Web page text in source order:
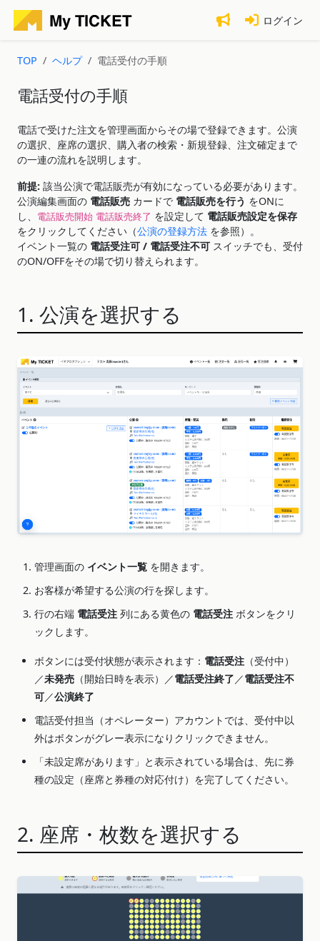
ログイン
TOP ヘルプ 電話受付の手順
電話受付の手順
電話で受けた注文を管理画面からその場で登録できます。公演
の選択、座席の選択、購入者の検索・新規登録、注文確定まで
の一連の流れを説明します。
前提: 該当公演で電話販売が有効になっている必要があります。
公演編集画面の 電話販売 カードで 電話販売を行う をONに
し、
電話販売開始 電話販売終了 を設定して 電話販売設定を保存
をクリックしてください（公演の登録方法 を参照）。
イベント一覧の 電話受注可 / 電話受注不可 スイッチでも、受付
のON/OFFをその場で切り替えられます。
1. 公演を選択する
管理画面の イベント一覧 を開きます。
お客様が希望する公演の行を探します。
行の右端 電話受注 列にある黄色の 電話受注 ボタンをクリ
ックします。
ボタンには受付状態が表示されます： 電話受注 （受付中）
／未発売 （開始日時を表示）／電話受注終了／電話受注不
可／公演終了
電話受付担当（オペレーター）アカウントでは、受付中以
外はボタンがグレー表示になりクリックできません。
「未設定席があります」と表示されている場合は、先に券
種の設定（座席と券種の対応付け）を完了してください。
2. 座席・枚数を選択する